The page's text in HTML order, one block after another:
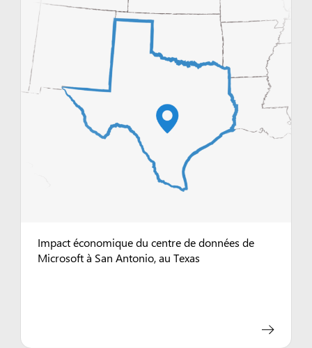
Impact économique du centre de données de
Microsoft à San Antonio, au Texas